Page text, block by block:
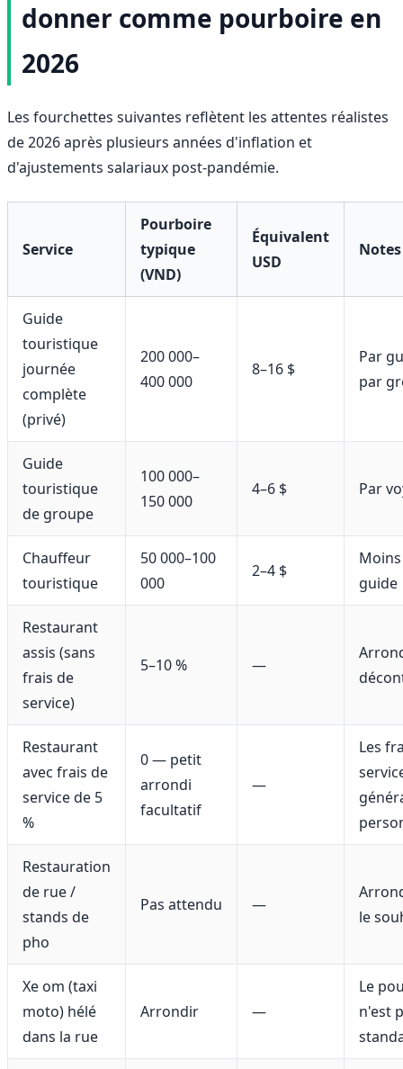
donner comme pourboire en
2026
Les fourchettes suivantes reflètent les attentes réalistes
de 2026 après plusieurs années d'inflation et
d'ajustements salariaux post-pandémie.
Service
Pourboire
typique
(VND)
Équivalent
USD
Notes
Guide
touristique
journée
complète
(privé)
200 000–
400 000
8–16 $
Par
par
Guide
touristique
de groupe
100 000–
150 000
4–6 $ Par
Chauffeur
touristique
50 000–100
000
2–4 $
guide
Restaurant
assis (sans
frais de
service)
5–10 % —
Restaurant
avec frais de
service de 5
%
0 — petit
arrondi
facultatif
—
Les
Restauration
de rue /
stands de
pho
Pas attendu —
le
Xe om (taxi
moto) hélé
dans la rue
Arrondir —
Le
n'est